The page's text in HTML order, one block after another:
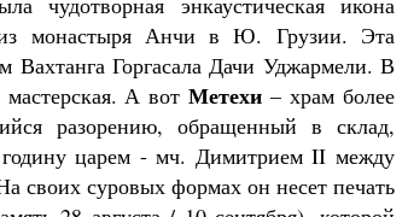
монастыря Анчи в Ю. Грузии. Эта
Вахтанга Горгасала Дачи Уджармели. В
мастерская. А вотМетехи – храм более
разорению, обращенный в склад,
царем - мч. Димитрием II между
своих суровых формах он несет печать